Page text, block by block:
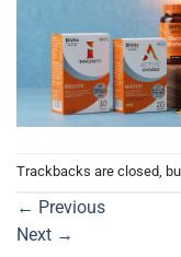
Trackbacks are closed,
← Previous
Next →